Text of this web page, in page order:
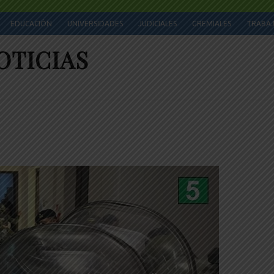
EDUCACIÓN UNIVERSIDADES JUDICIALES GREMIALES